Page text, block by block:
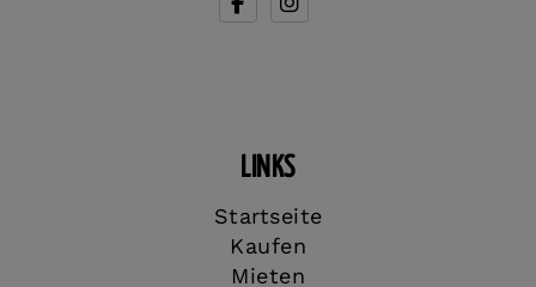
LINKS
Startseite
Kaufen
Mieten